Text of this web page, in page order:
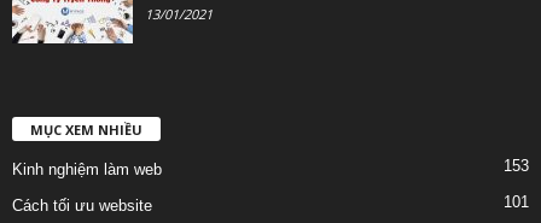
13/01/2021
MỤC XEM NHIỀU
Kinh nghiệm làm web 153
Cách tối ưu website 101